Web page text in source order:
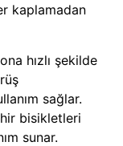
kaplamadan
hızlı şekilde
sağlar.
bisikletleri
sunar.